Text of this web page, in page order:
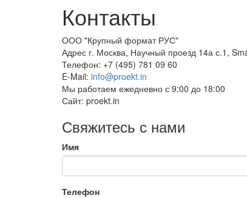
Контакты
ООО "Крупный формат РУС"
Адрес г. Москва, Научный проезд 14а с.1,
Телефон: +7 (495) 781 09 60
E-Mail: info@proekt.in
Мы работаем ежедневно с 9:00 до 18:00
Сайт: proekt.in
Свяжитесь с нами
Имя
Телефон